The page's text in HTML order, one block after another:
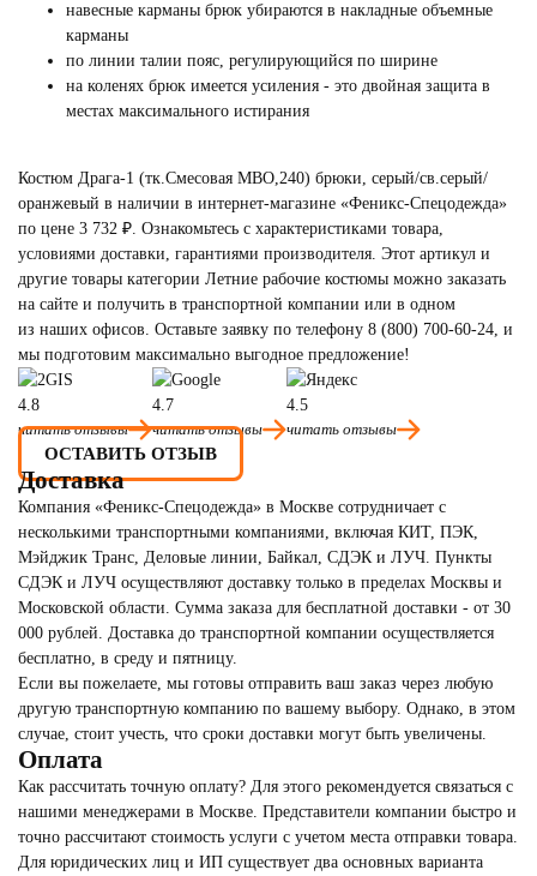
навесные карманы брюк убираются в накладные объемные
карманы
по линии талии пояс, регулирующийся по ширине
на коленях брюк имеется усиления - это двойная защита в
местах максимального истирания
Костюм Драга-1 (тк.Смесовая МВО,240) брюки, серый/св.серый/
оранжевый в наличии в интернет-магазине «Феникс-Спецодежда»
по цене 3 732 ₽. Ознакомьтесь с характеристиками товара,
условиями доставки, гарантиями производителя. Этот артикул и
другие товары категории Летние рабочие костюмы можно заказать
на сайте и получить в транспортной компании или в одном
из наших офисов. Оставьте заявку по телефону 8 (800) 700-60-24, и
мы подготовим максимально выгодное предложение!
4.8
читать отзывы
4.7
читать отзывы
4.5
читать отзывы
ОСТАВИТЬ ОТЗЫВ
Доставка
Компания «Феникс-Спецодежда» в Москве сотрудничает с
несколькими транспортными компаниями, включая КИТ, ПЭК,
Мэйджик Транс, Деловые линии, Байкал, CДЭК и ЛУЧ. Пункты
CДЭК и ЛУЧ осуществляют доставку только в пределах Москвы и
Московской области. Сумма заказа для бесплатной доставки - от 30
000 рублей. Доставка до транспортной компании осуществляется
бесплатно, в среду и пятницу.
Если вы пожелаете, мы готовы отправить ваш заказ через любую
другую транспортную компанию по вашему выбору. Однако, в этом
случае, стоит учесть, что сроки доставки могут быть увеличены.
Оплата
Как рассчитать точную оплату? Для этого рекомендуется связаться с
нашими менеджерами в Москве. Представители компании быстро и
точно рассчитают стоимость услуги с учетом места отправки товара.
Для юридических лиц и ИП существует два основных варианта